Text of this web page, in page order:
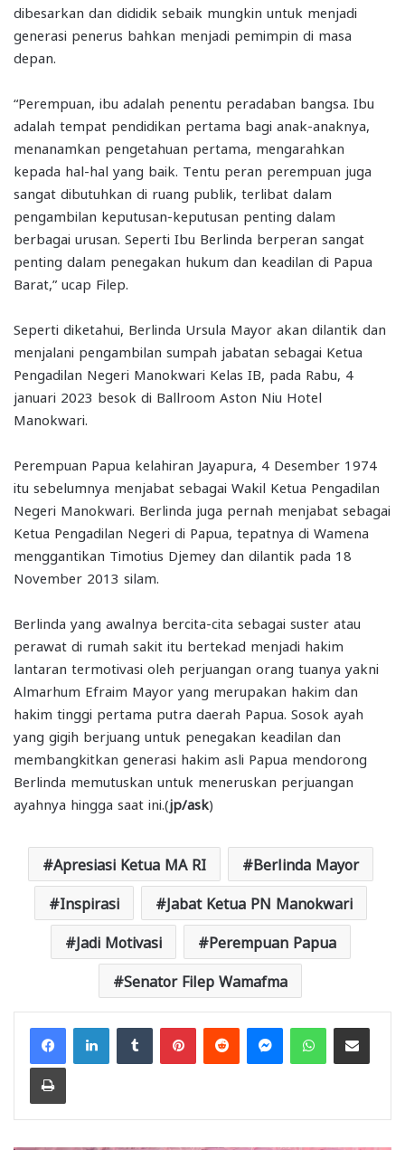
dibesarkan dan dididik sebaik mungkin untuk menjadi
generasi penerus bahkan menjadi pemimpin di masa
depan.
“Perempuan, ibu adalah penentu peradaban bangsa. Ibu
adalah tempat pendidikan pertama bagi anak-anaknya,
menanamkan pengetahuan pertama, mengarahkan
kepada hal-hal yang baik. Tentu peran perempuan juga
sangat dibutuhkan di ruang publik, terlibat dalam
pengambilan keputusan-keputusan penting dalam
berbagai urusan. Seperti Ibu Berlinda berperan sangat
penting dalam penegakan hukum dan keadilan di Papua
Barat,” ucap Filep.
Seperti diketahui, Berlinda Ursula Mayor akan dilantik dan
menjalani pengambilan sumpah jabatan sebagai Ketua
Pengadilan Negeri Manokwari Kelas IB, pada Rabu, 4
januari 2023 besok di Ballroom Aston Niu Hotel
Manokwari.
Perempuan Papua kelahiran Jayapura, 4 Desember 1974
itu sebelumnya menjabat sebagai Wakil Ketua Pengadilan
Negeri Manokwari. Berlinda juga pernah menjabat sebagai
Ketua Pengadilan Negeri di Papua, tepatnya di Wamena
menggantikan Timotius Djemey dan dilantik pada 18
November 2013 silam.
Berlinda yang awalnya bercita-cita sebagai suster atau
perawat di rumah sakit itu bertekad menjadi hakim
lantaran termotivasi oleh perjuangan orang tuanya yakni
Almarhum Efraim Mayor yang merupakan hakim dan
hakim tinggi pertama putra daerah Papua. Sosok ayah
yang gigih berjuang untuk penegakan keadilan dan
membangkitkan generasi hakim asli Papua mendorong
Berlinda memutuskan untuk meneruskan perjuangan
ayahnya hingga saat ini.(jp/ask)
Apresiasi Ketua MA RI Berlinda Mayor
Inspirasi Jabat Ketua PN Manokwari
Jadi Motivasi Perempuan Papua
Senator Filep Wamafma
FacebookLinkedInTumblr PinterestReddit MessengerWhatsAppShare via Email
Print